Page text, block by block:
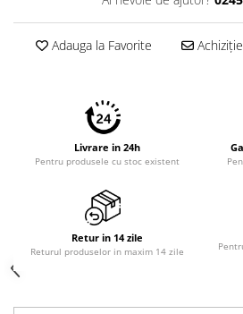
Accesorii Printing
All-in-One PC
Monitoare LED
Accesorii monitoare
Adauga la Favorite
Livrare in 24h
Pentru produsele cu stoc existent
Retur in 14 zile
Returul produselor in maxim 14 zile